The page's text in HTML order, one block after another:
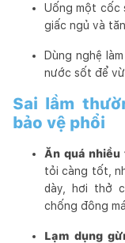
Uống một cốc
giấc ngủ và
Dùng nghệ
nước sốt để
Sai lầm
bảo vệ phổi
Ăn quá nhiều
tỏi càng tốt,
dày, hơi thở
chống đông
Lạm dụng